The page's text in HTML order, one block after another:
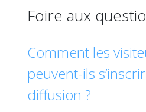
Foire aux
Comment les
peuvent-ils
diffusion ?